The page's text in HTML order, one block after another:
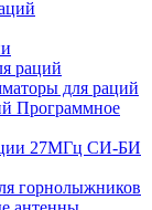
раций
для раций
Программное
27МГц СИ-БИ
горнолыжников